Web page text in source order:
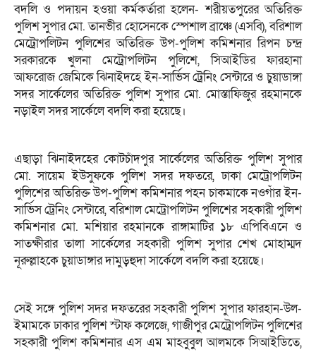
বদলি ও পদায়ন হওয়া কর্মকর্তারা হলেন- শরীয়তপুরের অতিরিক্ত
পুলিশ সুপার মো. তানভীর হোসেনকে স্পেশাল ব্রাঞ্চে (এসবি), বরিশাল
মেট্রোপলিটন পুলিশের অতিরিক্ত উপ-পুলিশ কমিশনার রিপন চন্দ্র
সরকারকে খুলনা মেট্রোপলিটন পুলিশে, সিআইডির ফারহানা
আফরোজ জেমিকে ঝিনাইদহে ইন-সার্ভিস ট্রেনিং সেন্টারে ও চুয়াডাঙ্গা
সদর সার্কেলের অতিরিক্ত পুলিশ সুপার মো. মোস্তাফিজুর রহমানকে
নড়াইল সদর সার্কেলে বদলি করা হয়েছে।
এছাড়া ঝিনাইদহের কোটচাঁদপুর সার্কেলের অতিরিক্ত পুলিশ সুপার
মো. সায়েম ইউসুফকে পুলিশ সদর দফতরে, ঢাকা মেট্রোপলিটন
পুলিশের অতিরিক্ত উপ-পুলিশ কমিশনার পহন চাকমাকে নওগাঁর ইন-
সার্ভিস ট্রেনিং সেন্টারে, বরিশাল মেট্রোপলিটন পুলিশের সহকারী পুলিশ
কমিশনার মো. মশিয়ার রহমানকে রাঙ্গামাটির ১৮ এপিবিএনে ও
সাতক্ষীরার তালা সার্কেলের সহকারী পুলিশ সুপার শেখ মোহাম্মদ
নূরুল্লাহকে চুয়াডাঙ্গার দামুড়হুদা সার্কেলে বদলি করা হয়েছে।
সেই সঙ্গে পুলিশ সদর দফতরের সহকারী পুলিশ সুপার ফারহান-উল-
ইমামকে ঢাকার পুলিশ স্টাফ কলেজে, গাজীপুর মেট্রোপলিটন পুলিশের
সহকারী পুলিশ কমিশনার এস এম মাহবুবুল আলমকে সিআইডিতে,